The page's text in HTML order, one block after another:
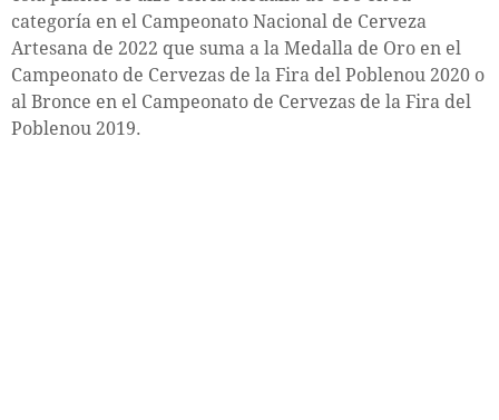
categoría en el Campeonato Nacional de Cerveza
Artesana de 2022 que suma a la Medalla de Oro en el
Campeonato de Cervezas de la Fira del Poblenou 2020 o
al Bronce en el Campeonato de Cervezas de la Fira del
Poblenou 2019.